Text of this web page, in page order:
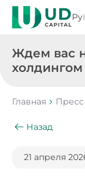
Ру
Ждем вас
Главная
Назад
21 апреля